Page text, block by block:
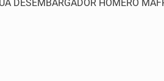
DESEMBARGADOR HOMERO